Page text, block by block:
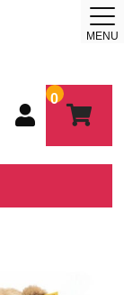
0
MENU